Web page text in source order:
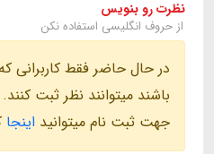
نظرت رو بنویس
از حروف انگلیسی استفاده نکن
در حال حاضر فقط کاربرانی
باشند میتوانند نظر ثبت کنند.
جهت ثبت نام میتوانید اینجا